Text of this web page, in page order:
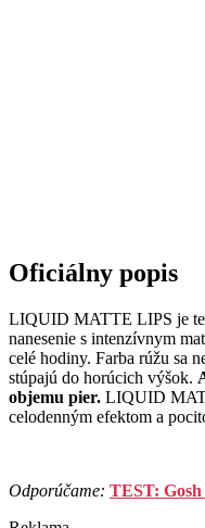
Oficiálny popis
LIQUID MATTE LIPS je
nanesenie s intenzívnym
celé hodiny. Farba rúžu sa
stúpajú do horúcich výšok.
objemu pier. LIQUID
celodenným efektom a
Odporúčame: TEST: